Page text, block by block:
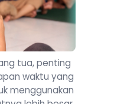
tua, penting
waktu yang
menggunakan